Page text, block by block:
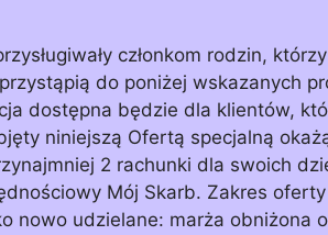
członkom rodzin,
do poniżej wskazanych
dostępna będzie dla klientów,
niniejszą Ofertą specjalną
2 rachunki dla swoich
Mój Skarb. Zakres
nowo udzielane: marża obniżona